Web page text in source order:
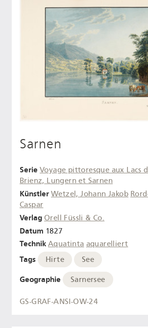
Sarnen
Serie Voyage pittoresque aux Lacs
Brienz, Lungern et Sarnen
Künstler Wetzel, Johann Jakob
Caspar
Verlag Orell Füssli & Co.
Datum 1827
Technik Aquatinta aquarelliert
Tags Hirte See
Geographie Sarnersee
GS-GRAF-ANSI-OW-24